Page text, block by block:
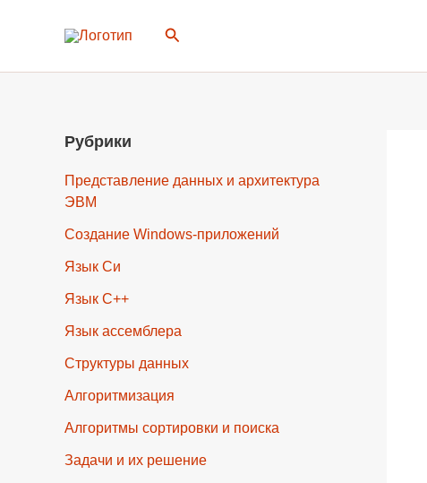
Поиск
Рубрики
Представление данных и архитектура
ЭВМ
Создание Windows-приложений
Язык Си
Язык C++
Язык ассемблера
Структуры данных
Алгоритмизация
Алгоритмы сортировки и поиска
Задачи и их решение